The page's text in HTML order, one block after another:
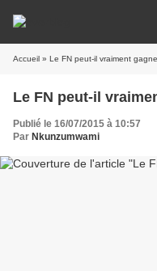
Accueil » Le FN peut-il vraiment
Le FN peut-il
Publié le 16/07/2015 à 10:57
Par Nkunzumwami